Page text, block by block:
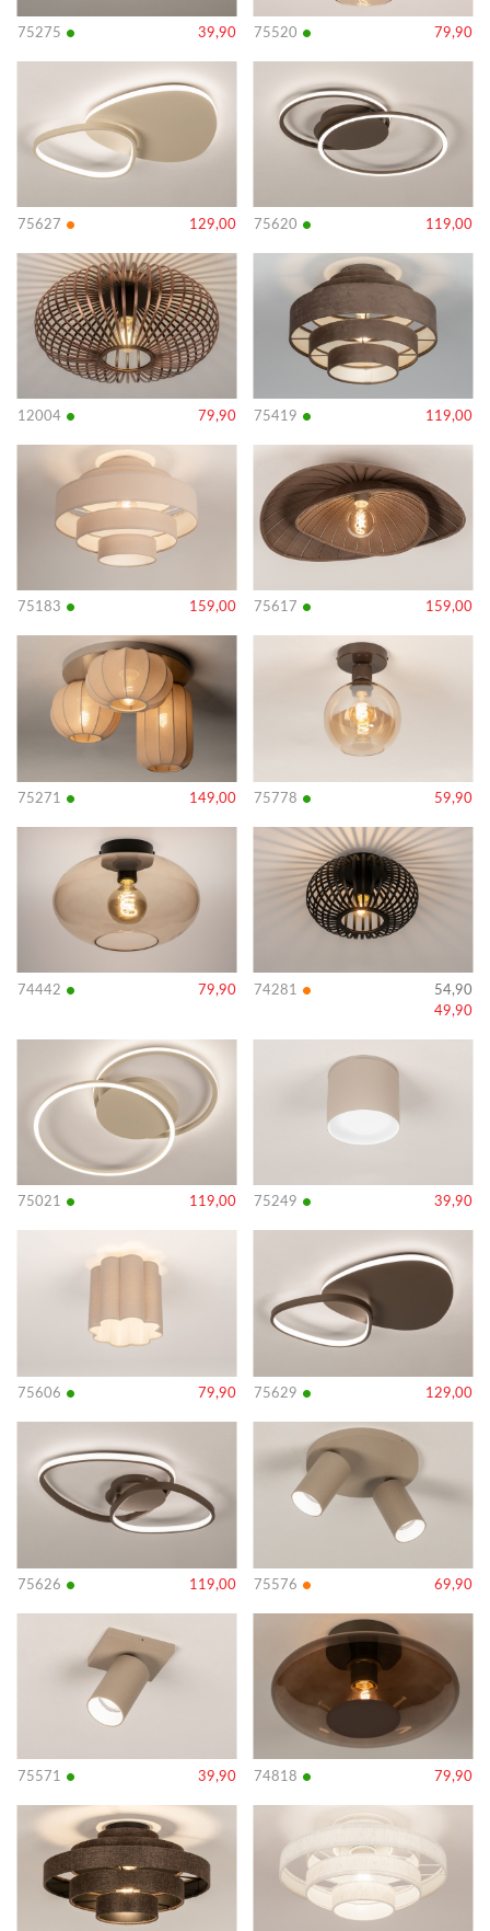
75275 • 39,90 75520 • 79,90
75627 • 129,00
Bekijk
75620 • 119,00
Bekijk
12004 • 79,90
Bekijk
details
75419 • 119,00
Bekijk
75183 • 159,00
Bekijk
75617 • 159,00
Bekijk
75271 • 149,00 75778 • 59,90
74442 • 79,90
Bekijk
74281 •
54,90
49,90
Bekijk
details
75021 • 119,00
Bekijk
75249 • 39,90
Bekijk
75606 • 79,90 75629 • 129,00
75626 • 119,00
Bekijk
75576 • 69,90
Bekijk
75571 • 39,90
Bekijk
74818 • 79,90
Bekijk
Bekijk
Bekijk